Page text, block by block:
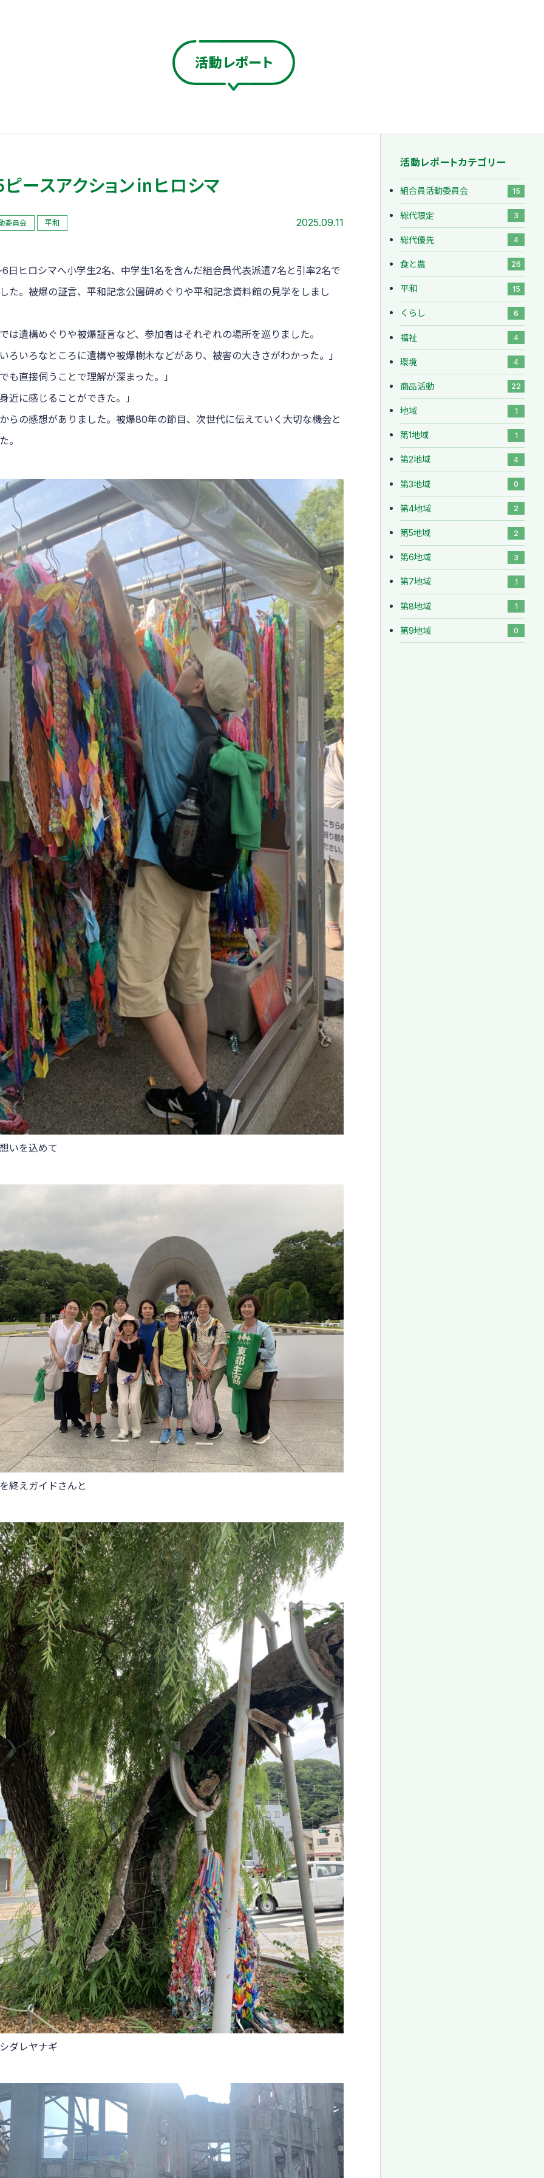
活動レポート
ースアクション㏌ヒロシマ
委員会 平和 2025.09.11
日ヒロシマへ小学生2名、中学生1名を含んだ組合員代表派遣7名と引率2名で
た。被爆の証言、平和記念公園碑めぐりや平和記念資料館の見学をしまし
は遺構めぐりや被爆証言など、参加者はそれぞれの場所を巡りました。
ろいろなところに遺構や被爆樹木などがあり、被害の大きさがわかった。」
も直接伺うことで理解が深まった。」
近に感じることができた。」
らの感想がありました。被爆80年の節目、次世代に伝えていく大切な機会と
。
いを込めて
終えガイドさんと
ダレヤナギ
活動レポートカテゴリー
組合員活動委員会 15
総代限定 3
総代優先 4
食と農 26
平和 15
くらし 6
福祉 4
環境 4
商品活動 22
地域 1
第1地域 1
第2地域 4
第3地域 0
第4地域 2
第5地域 2
第6地域 3
第7地域 1
第8地域 1
第9地域 0